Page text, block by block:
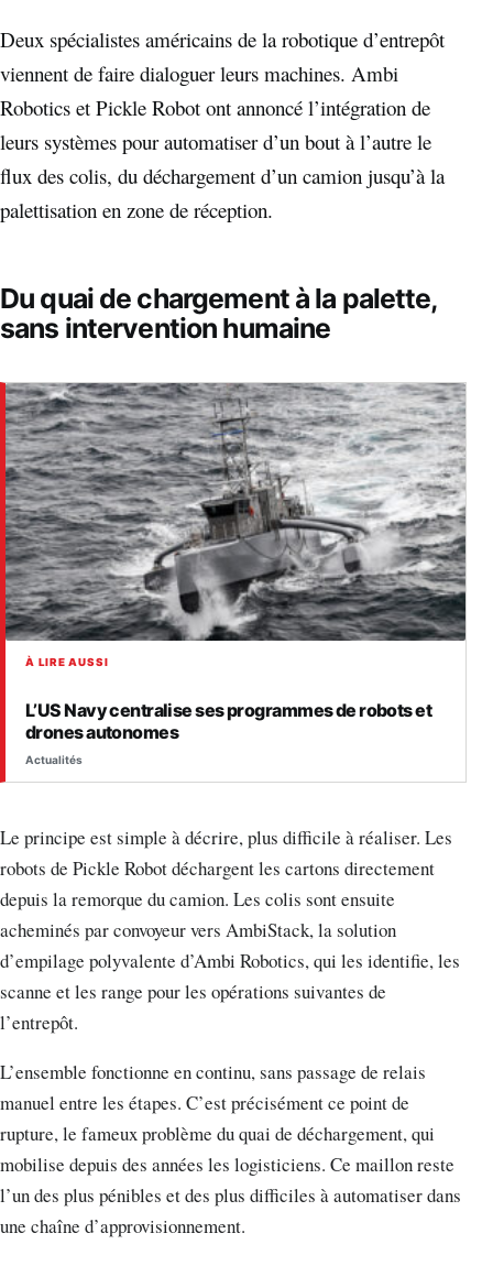
Deux spécialistes américains de la robotique d’entrepôt
viennent de faire dialoguer leurs machines. Ambi
Robotics et Pickle Robot ont annoncé l’intégration de
leurs systèmes pour automatiser d’un bout à l’autre le
flux des colis, du déchargement d’un camion jusqu’à la
palettisation en zone de réception.
Du quai de chargement à la palette,
sans intervention humaine
À LIRE AUSSI
L’US Navy centralise ses programmes de robots et
drones autonomes
Actualités
Le principe est simple à décrire, plus difficile à réaliser. Les
robots de Pickle Robot déchargent les cartons directement
depuis la remorque du camion. Les colis sont ensuite
acheminés par convoyeur vers AmbiStack, la solution
d’empilage polyvalente d’Ambi Robotics, qui les identifie, les
scanne et les range pour les opérations suivantes de
l’entrepôt.
L’ensemble fonctionne en continu, sans passage de relais
manuel entre les étapes. C’est précisément ce point de
rupture, le fameux problème du quai de déchargement, qui
mobilise depuis des années les logisticiens. Ce maillon reste
l’un des plus pénibles et des plus difficiles à automatiser dans
une chaîne d’approvisionnement.